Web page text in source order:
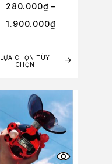
LỰA CHỌN TÙY
CHỌN
280.000₫ –
1.900.000₫